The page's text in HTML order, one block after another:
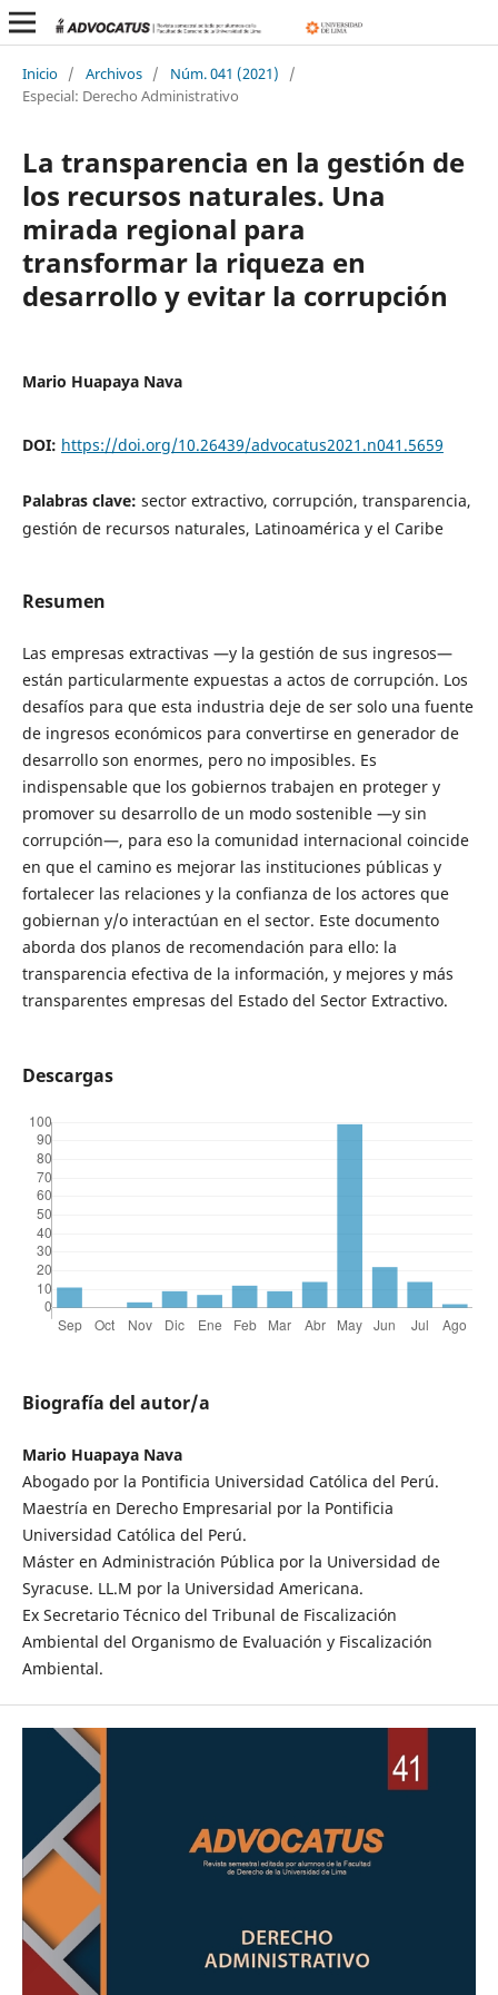
Inicio / Archivos / Núm. 041 (2021)
/
Especial: Derecho Administrativo
La transparencia en la gestión de
los recursos naturales. Una
mirada regional para
transformar la riqueza en
desarrollo y evitar la corrupción
Mario Huapaya Nava
DOI: https://doi.org/10.26439/advocatus2021.n041.5659
Palabras clave: sector extractivo, corrupción, transparencia,
gestión de recursos naturales, Latinoamérica y el Caribe
Resumen
Las empresas extractivas —y la gestión de sus ingresos—
están particularmente expuestas a actos de corrupción. Los
desafíos para que esta industria deje de ser solo una fuente
de ingresos económicos para convertirse en generador de
desarrollo son enormes, pero no imposibles. Es
indispensable que los gobiernos trabajen en proteger y
promover su desarrollo de un modo sostenible —y sin
corrupción—, para eso la comunidad internacional coincide
en que el camino es mejorar las instituciones públicas y
fortalecer las relaciones y la confianza de los actores que
gobiernan y/o interactúan en el sector. Este documento
aborda dos planos de recomendación para ello: la
transparencia efectiva de la información, y mejores y más
transparentes empresas del Estado del Sector Extractivo.
Descargas
Biografía del autor/a
Mario Huapaya Nava
Abogado por la Pontificia Universidad Católica del Perú.
Maestría en Derecho Empresarial por la Pontificia
Universidad Católica del Perú.
Máster en Administración Pública por la Universidad de
Syracuse. LL.M por la Universidad Americana.
Ex Secretario Técnico del Tribunal de Fiscalización
Ambiental del Organismo de Evaluación y Fiscalización
Ambiental.